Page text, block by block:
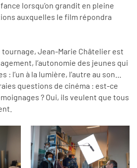
lorsqu’on grandit en pleine
auxquelles le film répondra
tournage, Jean-Marie Châtelier est
l’autonomie des jeunes qui
l’un à la lumière, l’autre au son…
questions de cinéma : est-ce
? Oui, ils veulent que tous